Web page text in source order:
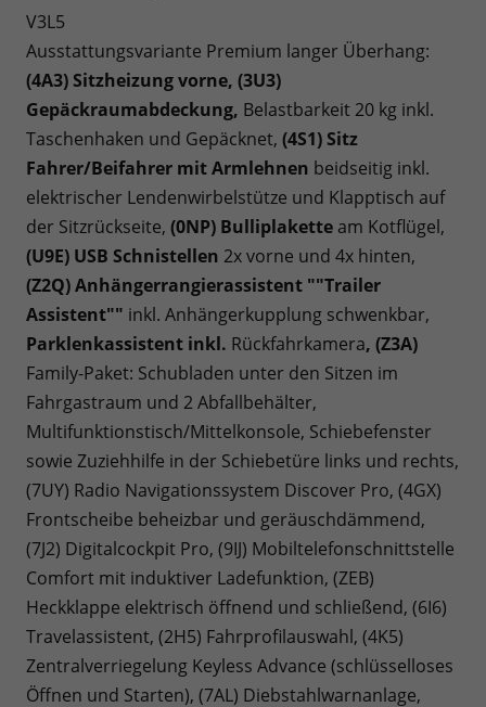
V3L5
Ausstattungsvariante Premium langer Überhang:
(4A3) Sitzheizung vorne, (3U3)
Gepäckraumabdeckung, Belastbarkeit 20 kg inkl.
Taschenhaken und Gepäcknet, (4S1) Sitz
Fahrer/Beifahrer mit Armlehnen beidseitig inkl.
elektrischer Lendenwirbelstütze und Klapptisch auf
der Sitzrückseite, (0NP) Bulliplakette am Kotflügel,
(U9E) USB Schnistellen 2x vorne und 4x hinten,
(Z2Q) Anhängerrangierassistent ""Trailer
Assistent"" inkl. Anhängerkupplung schwenkbar,
Parklenkassistent inkl. Rückfahrkamera, (Z3A)
Family-Paket: Schubladen unter den Sitzen im
Fahrgastraum und 2 Abfallbehälter,
Multifunktionstisch/Mittelkonsole, Schiebefenster
sowie Zuziehhilfe in der Schiebetüre links und rechts,
(7UY) Radio Navigationssystem Discover Pro, (4GX)
Frontscheibe beheizbar und geräuschdämmend,
(7J2) Digitalcockpit Pro, (9IJ) Mobiltelefonschnittstelle
Comfort mit induktiver Ladefunktion, (ZEB)
Heckklappe elektrisch öffnend und schließend, (6I6)
Travelassistent, (2H5) Fahrprofilauswahl, (4K5)
Zentralverriegelung Keyless Advance (schlüsselloses
Öffnen und Starten), (7AL) Diebstahlwarnanlage,